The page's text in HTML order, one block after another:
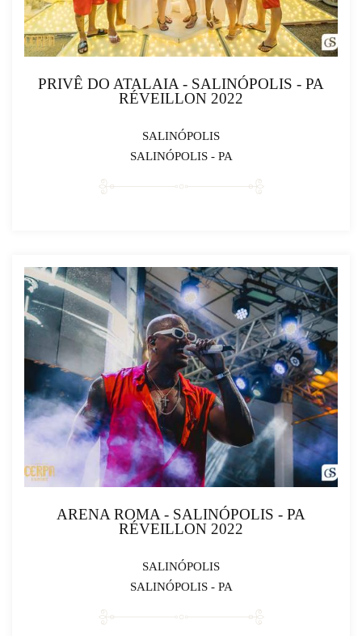
PRIVÊ DO ATALAIA - SALINÓPOLIS - PA
RÉVEILLON 2022
SALINÓPOLIS
SALINÓPOLIS - PA
ARENA ROMA - SALINÓPOLIS - PA
RÉVEILLON 2022
SALINÓPOLIS
SALINÓPOLIS - PA